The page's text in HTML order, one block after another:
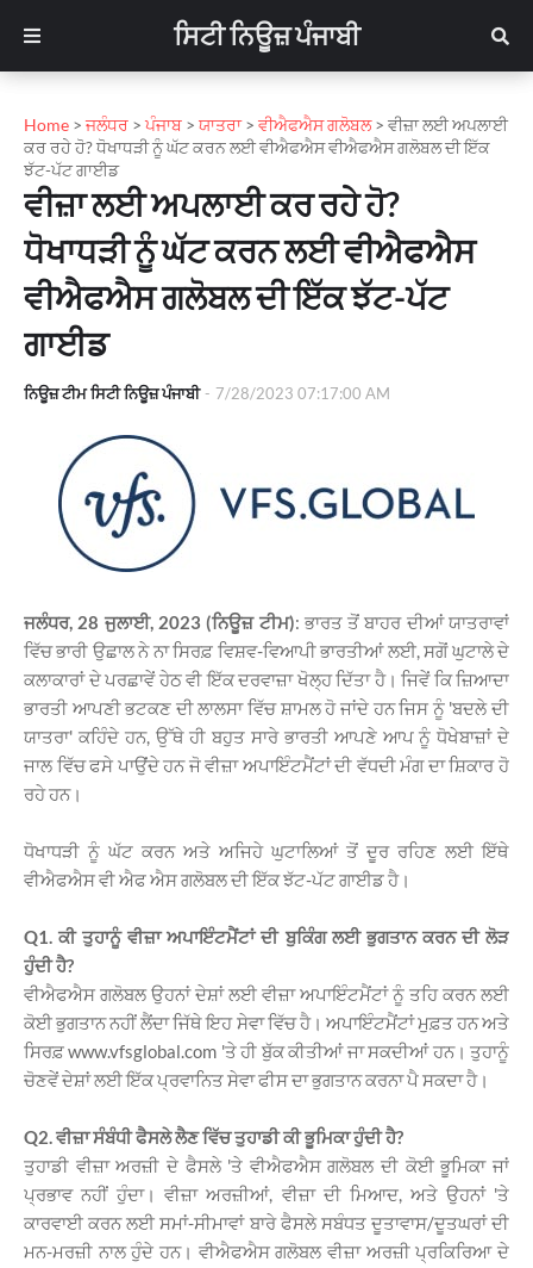
ਸਿਟੀ ਨਿਊਜ਼ ਪੰਜਾਬੀ
Home >ਜਲੰਧਰ > ਪੰਜਾਬ > ਯਾਤਰਾ> ਵੀਐਫਐਸ ਗਲੋਬਲ> ਵੀਜ਼ਾ ਲਈ ਅਪਲਾਈ
ਕਰ ਰਹੇ ਹੋ? ਧੋਖਾਧੜੀ ਨੂੰ ਘੱਟ ਕਰਨ ਲਈ ਵੀਐਫਐਸ ਵੀਐਫਐਸ ਗਲੋਬਲ ਦੀ ਇੱਕ
ਝੱਟ-ਪੱਟ ਗਾਈਡ
ਵੀਜ਼ਾ ਲਈ ਅਪਲਾਈ ਕਰ ਰਹੇ ਹੋ?
ਧੋਖਾਧੜੀ ਨੂੰ ਘੱਟ ਕਰਨ ਲਈ ਵੀਐਫਐਸ
ਵੀਐਫਐਸ ਗਲੋਬਲ ਦੀ ਇੱਕ ਝੱਟ-ਪੱਟ
ਗਾਈਡ
ਨਿਊਜ਼ ਟੀਮ ਸਿਟੀ ਨਿਊਜ਼ ਪੰਜਾਬੀ - 7/28/2023 07:17:00 AM
ਜਲੰਧਰ, 28 ਜੁਲਾਈ, 2023 (ਨਿਊਜ਼ ਟੀਮ): ਭਾਰਤ ਤੋਂ ਬਾਹਰ ਦੀਆਂ ਯਾਤਰਾਵਾਂ
ਵਿੱਚ ਭਾਰੀ ਉਛਾਲ ਨੇ ਨਾ ਸਿਰਫ਼ ਵਿਸ਼ਵ-ਵਿਆਪੀ ਭਾਰਤੀਆਂ ਲਈ, ਸਗੋਂ ਘੁਟਾਲੇ ਦੇ
ਕਲਾਕਾਰਾਂ ਦੇ ਪਰਛਾਵੇਂ ਹੇਠ ਵੀ ਇੱਕ ਦਰਵਾਜ਼ਾ ਖੋਲ੍ਹ ਦਿੱਤਾ ਹੈ। ਜਿਵੇਂ ਕਿ ਜ਼ਿਆਦਾ
ਭਾਰਤੀ ਆਪਣੀ ਭਟਕਣ ਦੀ ਲਾਲਸਾ ਵਿੱਚ ਸ਼ਾਮਲ ਹੋ ਜਾਂਦੇ ਹਨ ਜਿਸ ਨੂੰ 'ਬਦਲੇ ਦੀ
ਯਾਤਰਾ' ਕਹਿੰਦੇ ਹਨ, ਉੱਥੇ ਹੀ ਬਹੁਤ ਸਾਰੇ ਭਾਰਤੀ ਆਪਣੇ ਆਪ ਨੂੰ ਧੋਖੇਬਾਜ਼ਾਂ ਦੇ
ਜਾਲ ਵਿੱਚ ਫਸੇ ਪਾਉਂਦੇ ਹਨ ਜੋ ਵੀਜ਼ਾ ਅਪਾਇੰਟਮੈਂਟਾਂ ਦੀ ਵੱਧਦੀ ਮੰਗਦਾ ਸ਼ਿਕਾਰ ਹੋ
ਰਹੇ ਹਨ।
ਧੋਖਾਧੜੀ ਨੂੰ ਘੱਟ ਕਰਨ ਅਤੇ ਅਜਿਹੇ ਘੁਟਾਲਿਆਂ ਤੋਂ ਦੂਰ ਰਹਿਣ ਲਈ ਇੱਥੇ
ਵੀਐਫਐਸ ਵੀ ਐਫ ਐਸ ਗਲੋਬਲ ਦੀ ਇੱਕ ਝੱਟ-ਪੱਟ ਗਾਈਡ ਹੈ।
Q1. ਕੀ ਤੁਹਾਨੂੰ ਵੀਜ਼ਾ ਅਪਾਇੰਟਮੈਂਟਾਂ ਦੀ ਬੁਕਿੰਗ ਲਈ ਭੁਗਤਾਨ ਕਰਨ ਦੀ ਲੋੜ
ਹੁੰਦੀ ਹੈ?
ਵੀਐਫਐਸ ਗਲੋਬਲ ਉਹਨਾਂ ਦੇਸ਼ਾਂ ਲਈ ਵੀਜ਼ਾ ਅਪਾਇੰਟਮੈਂਟਾਂ ਨੂੰ ਤਹਿ ਕਰਨ ਲਈ
ਕੋਈ ਭੁਗਤਾਨ ਨਹੀਂ ਲੈਂਦਾ ਜਿੱਥੇ ਇਹ ਸੇਵਾ ਵਿੱਚ ਹੈ। ਅਪਾਇੰਟਮੈਂਟਾਂ ਮੁਫ਼ਤ ਹਨ ਅਤੇ
ਸਿਰਫ਼ www.vfsglobal.com 'ਤੇ ਹੀ ਬੁੱਕ ਕੀਤੀਆਂ ਜਾ ਸਕਦੀਆਂ ਹਨ। ਤੁਹਾਨੂੰ
ਚੋਣਵੇਂ ਦੇਸ਼ਾਂ ਲਈ ਇੱਕ ਪ੍ਰਵਾਨਿਤ ਸੇਵਾ ਫੀਸ ਦਾ ਭੁਗਤਾਨ ਕਰਨਾ ਪੈ ਸਕਦਾ ਹੈ।
Q2. ਵੀਜ਼ਾ ਸੰਬੰਧੀ ਫੈਸਲੇ ਲੈਣ ਵਿੱਚ ਤੁਹਾਡੀ ਕੀ ਭੂਮਿਕਾ ਹੁੰਦੀ ਹੈ?
ਤੁਹਾਡੀ ਵੀਜ਼ਾ ਅਰਜ਼ੀ ਦੇ ਫੈਸਲੇ 'ਤੇ ਵੀਐਫਐਸ ਗਲੋਬਲ ਦੀ ਕੋਈ ਭੂਮਿਕਾ ਜਾਂ
ਪ੍ਰਭਾਵ ਨਹੀਂ ਹੁੰਦਾ। ਵੀਜ਼ਾ ਅਰਜ਼ੀਆਂ, ਵੀਜ਼ਾ ਦੀ ਮਿਆਦ, ਅਤੇ ਉਹਨਾਂ 'ਤੇ
ਕਾਰਵਾਈ ਕਰਨ ਲਈ ਸਮਾਂ-ਸੀਮਾਵਾਂ ਬਾਰੇ ਫੈਸਲੇ ਸਬੰਧਤ ਦੂਤਾਵਾਸ/ਦੂਤਘਰਾਂ ਦੀ
ਮਨ-ਮਰਜ਼ੀ ਨਾਲ ਹੁੰਦੇ ਹਨ। ਵੀਐਫਐਸ ਗਲੋਬਲ ਵੀਜ਼ਾ ਅਰਜ਼ੀ ਪ੍ਰਕਿਰਿਆ ਦੇ